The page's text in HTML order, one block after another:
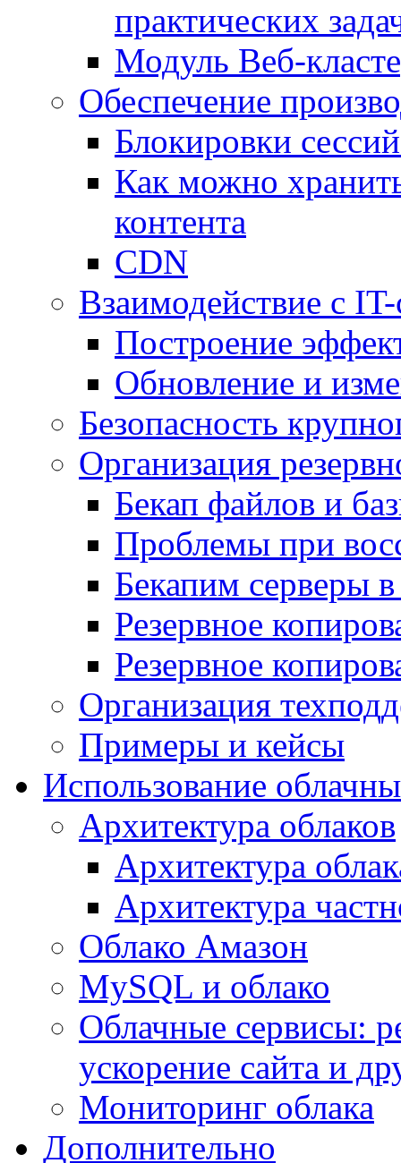
практических
Модуль Веб-
Обеспечение
Блокировки
Как можно
контента
CDN
Взаимодействие с
Построение
Обновление и
Безопасность
Организация
Бекап файлов и
Проблемы при
Бекапим серверы
Резервное
Резервное
Организация
Примеры и кейсы
Использование
Архитектура облаков
Архитектура
Архитектура
Облако Амазон
MySQL и облако
Облачные сервисы:
ускорение сайта и
Мониторинг облака
Дополнительно